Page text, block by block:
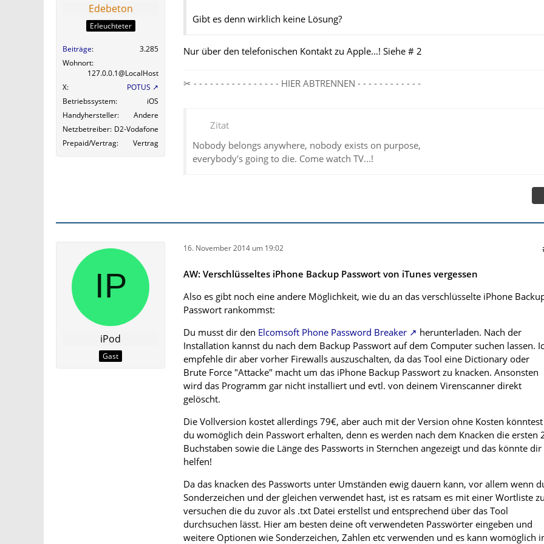
Edebeton
Erleuchteter
Beiträge
3.285
Wohnort
127.0.0.1@LocalHost
X
POTUS
Betriebssystem
iOS
Handyhersteller
Andere
Netzbetreiber D2-Vodafone
Prepaid/Vertrag
Vertrag
Gibt es denn wirklich keine Lösung?
Nur über den telefonischen Kontakt zu Apple...! Siehe # 2
✂ - - - - - - - - - - - - - - - - HIER ABTRENNEN - - - - - - - - - - - -
Zitat
Nobody belongs anywhere, nobody exists on purpose,
everybody's going to die. Come watch TV...!
iPod
Gast
16. November 2014 um 19:02
AW: Verschlüsseltes iPhone Backup Passwort von iTunes vergessen
Also es gibt noch eine andere Möglichkeit, wie du an das verschlüsselte iPhone
Passwort rankommst:
Du musst dir den Elcomsoft Phone Password Breaker
herunterladen. Nach der
Installation kannst du nach dem Backup Passwort auf dem Computer suchen lassen.
empfehle dir aber vorher Firewalls auszuschalten, da das Tool eine Dictionary oder
Brute Force "Attacke" macht um das iPhone Backup Passwort zu knacken. Ansonsten
wird das Programm gar nicht installiert und evtl. von deinem Virenscanner direkt
gelöscht.
Die Vollversion kostet allerdings 79€, aber auch mit der Version ohne Kosten könntest
du womöglich dein Passwort erhalten, denn es werden nach dem Knacken die ersten
Buchstaben sowie die Länge des Passworts in Sternchen angezeigt und das könnte dir
helfen!
Da das knacken des Passworts unter Umständen ewig dauern kann, vor allem wenn
Sonderzeichen und der gleichen verwendet hast, ist es ratsam es mit einer Wortliste
versuchen die du zuvor als .txt Datei erstellst und entsprechend über das Tool
durchsuchen lässt. Hier am besten deine oft verwendeten Passwörter eingeben und
weitere Optionen wie Sonderzeichen, Zahlen etc verwenden und es kann womöglich